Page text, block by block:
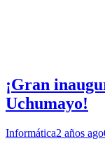
¡Gran
Uchumayo!
Informática2 años ago